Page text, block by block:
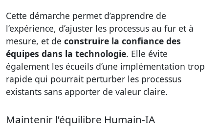
Cette démarche permet d’apprendre de
l’expérience, d’ajuster les processus au fur et à
mesure, et de construire la confiance des
équipes dans la technologie. Elle évite
également les écueils d’une implémentation trop
rapide qui pourrait perturber les processus
existants sans apporter de valeur claire.
Maintenir l’équilibre Humain-IA